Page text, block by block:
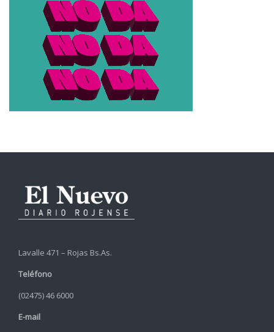
Lavalle 471 – Rojas Bs.As.
Teléfono
(02475) 46 6000
E-mail